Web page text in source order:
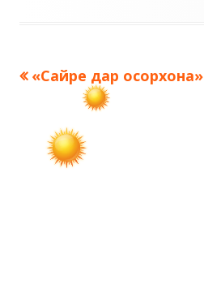
Навигация
записям
Предыдущая
запись:
«Сайре дар осорхона»